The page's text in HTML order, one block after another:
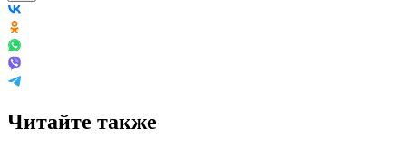
Читайте также